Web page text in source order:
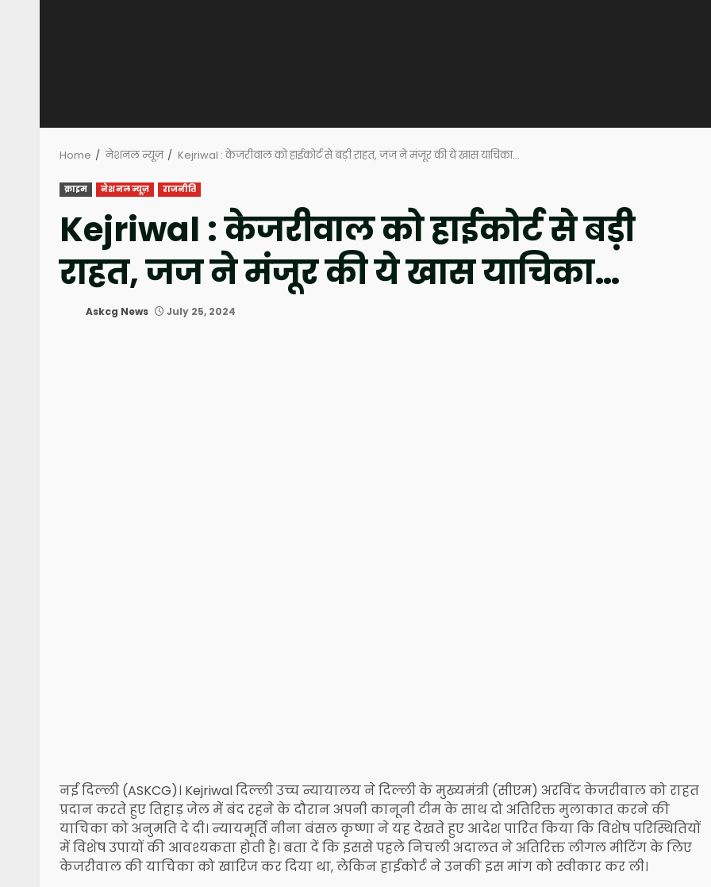
Home नेशनल न्यूज़ Kejriwal : केजरीवाल को हाईकोर्ट से बड़ी राहत, जज ने मंजूर की ये खास याचिका…
क्राइम नेशनल न्यूज़ राजनीति
Kejriwal : केजरीवाल को हाईकोर्ट से बड़ी
राहत, जज ने मंजूर की ये खास याचिका…
Askcg News July 25, 2024
नई दिल्ली (ASKCG)। Kejriwal दिल्ली उच्च न्यायालय ने दिल्ली के मुख्यमंत्री (सीएम) अरविंद केजरीवाल को राहत
प्रदान करते हुए तिहाड़ जेल में बंद रहने के दौरान अपनी कानूनी टीम के साथ दो अतिरिक्त मुलाकात करने की
याचिका को अनुमति दे दी। न्यायमूर्ति नीना बंसल कृष्णा ने यह देखते हुए आदेश पारित किया कि विशेष परिस्थितियों
में विशेष उपायों की आवश्यकता होती है। बता दें कि इससे पहले निचली अदालत ने अतिरिक्त लीगल मीटिंग के लिए
केजरीवाल की याचिका को खारिज कर दिया था, लेकिन हाईकोर्ट ने उनकी इस मांग को स्वीकार कर ली।